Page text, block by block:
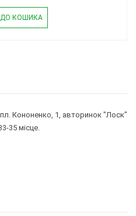
КОШИКА
Кононенко, 1, авторинок "Лоск"
35 місце.